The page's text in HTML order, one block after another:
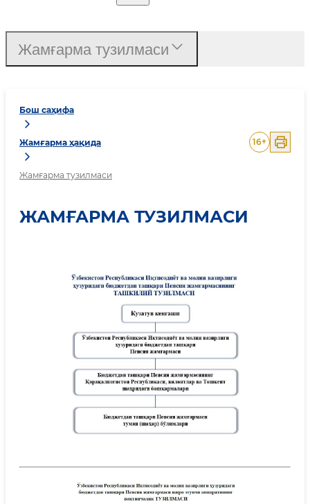
Бош саҳифа
Жамғарма ҳақида
Жамғарма тузилмаси
16+
ЖАМҒАРМА ТУЗИЛМАСИ
Жамғарма тузилмаси